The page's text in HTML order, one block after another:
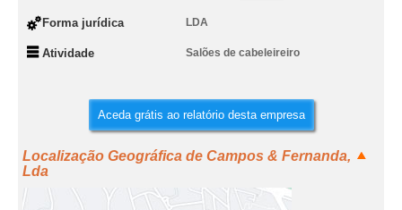
Forma jurídica LDA
Atividade Salões de cabeleireiro
Aceda grátis ao relatório desta empresa
Localização Geográfica de Campos & Fernanda,
Lda